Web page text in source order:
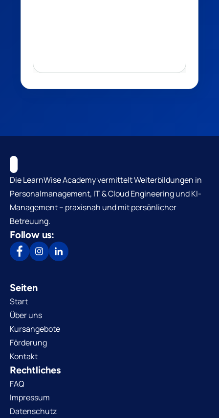
Die LearnWise Academy vermittelt Weiterbildungen in
Personalmanagement, IT & Cloud Engineering und KI-
Management – praxisnah und mit persönlicher
Betreuung.
Follow us:
Seiten
Start
Über uns
Kursangebote
Förderung
Kontakt
Rechtliches
FAQ
Impressum
Datenschutz